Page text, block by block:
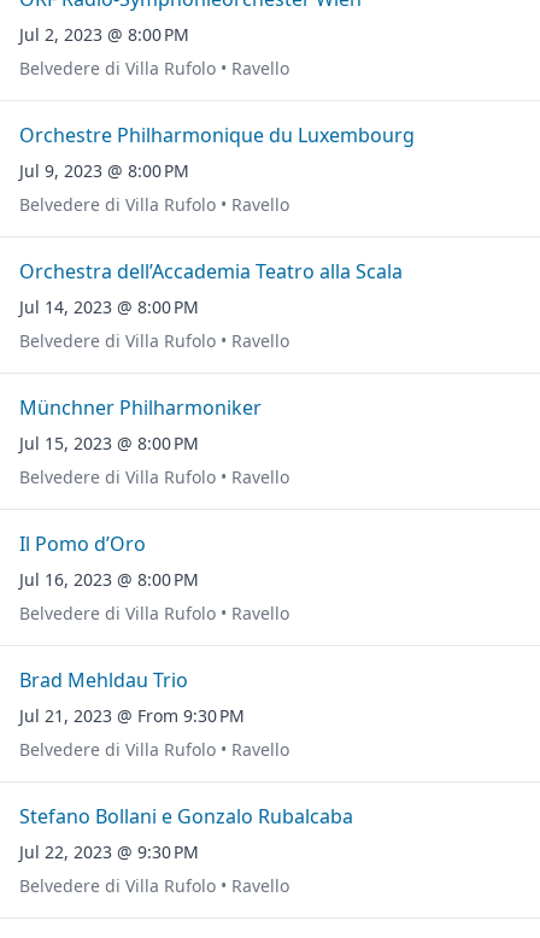
Jul 2, 2023 @ 8:00 PM
Belvedere di Villa Rufolo • Ravello
Orchestre Philharmonique du Luxembourg
Jul 9, 2023 @ 8:00 PM
Belvedere di Villa Rufolo • Ravello
Orchestra dell’Accademia Teatro alla Scala
Jul 14, 2023 @ 8:00 PM
Belvedere di Villa Rufolo • Ravello
Münchner Philharmoniker
Jul 15, 2023 @ 8:00 PM
Belvedere di Villa Rufolo • Ravello
Il Pomo d’Oro
Jul 16, 2023 @ 8:00 PM
Belvedere di Villa Rufolo • Ravello
Brad Mehldau Trio
Jul 21, 2023 @ From 9:30 PM
Belvedere di Villa Rufolo • Ravello
Stefano Bollani e Gonzalo Rubalcaba
Jul 22, 2023 @ 9:30 PM
Belvedere di Villa Rufolo • Ravello